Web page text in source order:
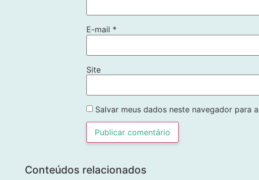
E-mail *
Site
Salvar meus dados neste navegador para
Conteúdos relacionados